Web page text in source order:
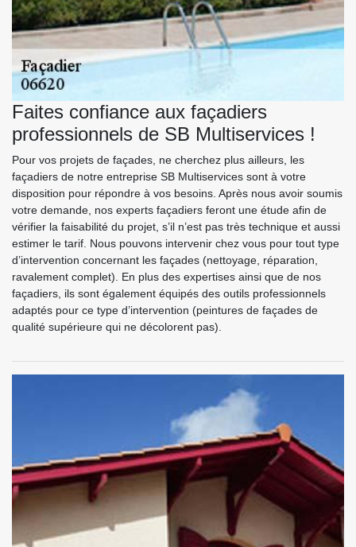
Faites confiance aux façadiers
professionnels de SB Multiservices !
Pour vos projets de façades, ne cherchez plus ailleurs, les
façadiers de notre entreprise SB Multiservices sont à votre
disposition pour répondre à vos besoins. Après nous avoir soumis
votre demande, nos experts façadiers feront une étude afin de
vérifier la faisabilité du projet, s’il n’est pas très technique et aussi
estimer le tarif. Nous pouvons intervenir chez vous pour tout type
d’intervention concernant les façades (nettoyage, réparation,
ravalement complet). En plus des expertises ainsi que de nos
façadiers, ils sont également équipés des outils professionnels
adaptés pour ce type d’intervention (peintures de façades de
qualité supérieure qui ne décolorent pas).